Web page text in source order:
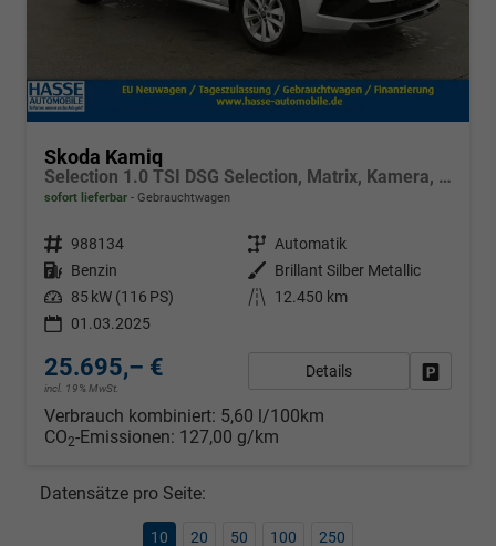
Skoda Kamiq
Selection 1.0 TSI DSG Selection, Matrix, Kamera, Winter, 16-Zoll, 4-J Garantie
sofort lieferbar Gebrauchtwagen
Fahrzeugnr. 988134 Getriebe Automatik
Kraftstoff Benzin Außenfarbe
Brillant Silber Metallic
Leistung 85 kW (116 PS) Kilometerstand
12.450 km
01.03.2025
25.695,– €
incl. 19% MwSt.
Details
Verbrauch kombiniert: 5,60 l/100km
CO2-Emissionen: 127,00 g/km
Datensätze pro Seite:
10 20 50 100 250